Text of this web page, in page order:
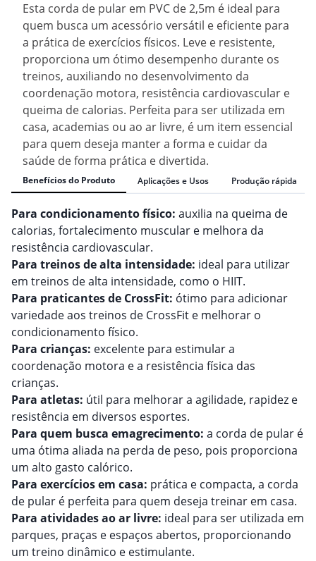
Esta corda de pular em PVC de 2,5m é ideal para
quem busca um acessório versátil e eficiente para
a prática de exercícios físicos. Leve e resistente,
proporciona um ótimo desempenho durante os
treinos, auxiliando no desenvolvimento da
coordenação motora, resistência cardiovascular e
queima de calorias. Perfeita para ser utilizada em
casa, academias ou ao ar livre, é um item essencial
para quem deseja manter a forma e cuidar da
saúde de forma prática e divertida.
Benefícios do Produto Aplicações e Usos Produção rápida
Para condicionamento físico: auxilia na queima de
calorias, fortalecimento muscular e melhora da
resistência cardiovascular.
Para treinos de alta intensidade: ideal para utilizar
em treinos de alta intensidade, como o HIIT.
Para praticantes de CrossFit: ótimo para adicionar
variedade aos treinos de CrossFit e melhorar o
condicionamento físico.
Para crianças: excelente para estimular a
coordenação motora e a resistência física das
crianças.
Para atletas: útil para melhorar a agilidade, rapidez e
resistência em diversos esportes.
Para quem busca emagrecimento: a corda de pular é
uma ótima aliada na perda de peso, pois proporciona
um alto gasto calórico.
Para exercícios em casa: prática e compacta, a corda
de pular é perfeita para quem deseja treinar em casa.
Para atividades ao ar livre: ideal para ser utilizada em
parques, praças e espaços abertos, proporcionando
um treino dinâmico e estimulante.